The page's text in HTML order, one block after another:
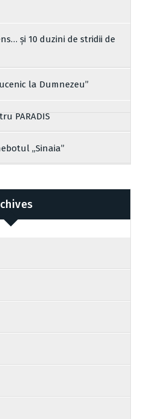
și 10 duzini de stridii de
la Dumnezeu”
PARADIS
„Sinaia”